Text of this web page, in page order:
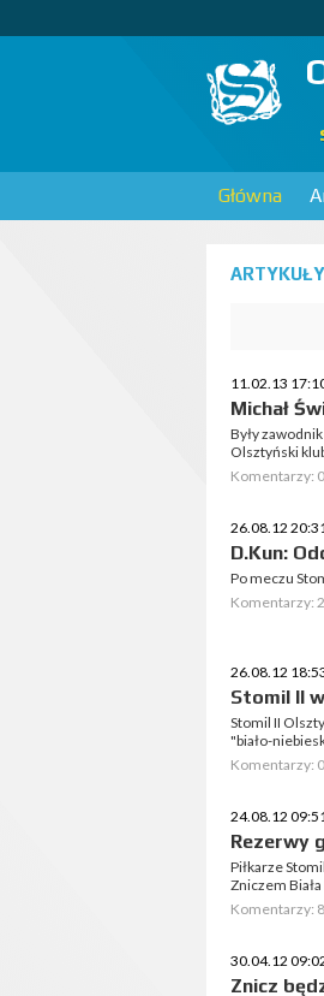
Główna
11.02.13
Michał
Były
Olsztyński
Komentarzy:
26.08.12
D.Kun:
Po meczu
Komentarzy:
26.08.12
Stomil II
Stomil II
"biało-
Komentarzy:
24.08.12
Rezerwy
Piłkarze
Zniczem Biała
Komentarzy:
30.04.12
Znicz